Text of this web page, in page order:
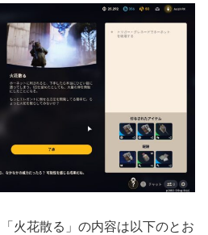
火花散る」の内容は以下のとお